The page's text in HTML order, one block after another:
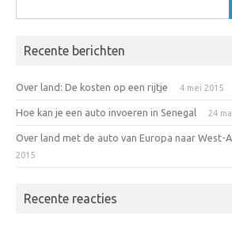
naar:
Recente berichten
Over land: De kosten op een rijtje 4 mei 2015
Hoe kan je een auto invoeren in Senegal 24
Over land met de auto van Europa naar West-
2015
Recente reacties